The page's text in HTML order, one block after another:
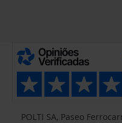
POLTI SA, Paseo